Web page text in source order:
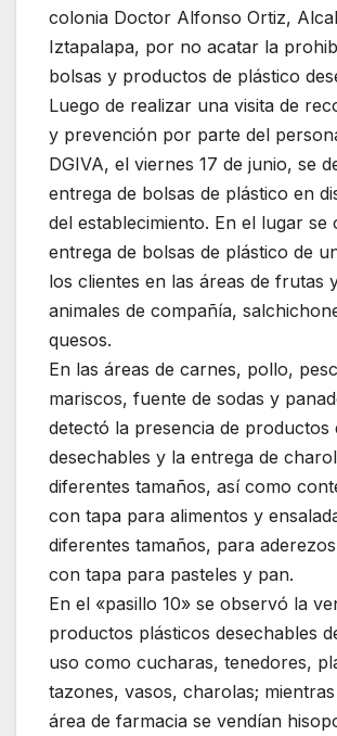
colonia Doctor Alfonso Ortiz,
Iztapalapa, por no acatar la
bolsas y productos de plástico
Luego de realizar una visita de
y prevención por parte del
DGIVA, el viernes 17 de junio, se
entrega de bolsas de plástico en
del establecimiento. En el lugar se
entrega de bolsas de plástico de
los clientes en las áreas de frutas
animales de compañía,
quesos.
En las áreas de carnes, pollo,
mariscos, fuente de sodas y
detectó la presencia de productos
desechables y la entrega de
diferentes tamaños, así como
con tapa para alimentos y
diferentes tamaños, para
con tapa para pasteles y pan.
En el «pasillo 10» se observó la
productos plásticos desechables
uso como cucharas, tenedores,
tazones, vasos, charolas;
área de farmacia se vendían